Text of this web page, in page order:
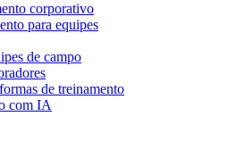
corporativo
para equipes
de campo
de treinamento
com IA